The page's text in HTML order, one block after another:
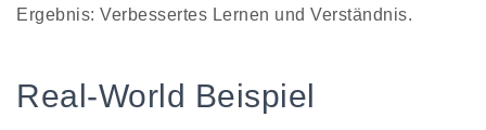
Ergebnis: Verbessertes Lernen und Verständnis.
Real-World Beispiel